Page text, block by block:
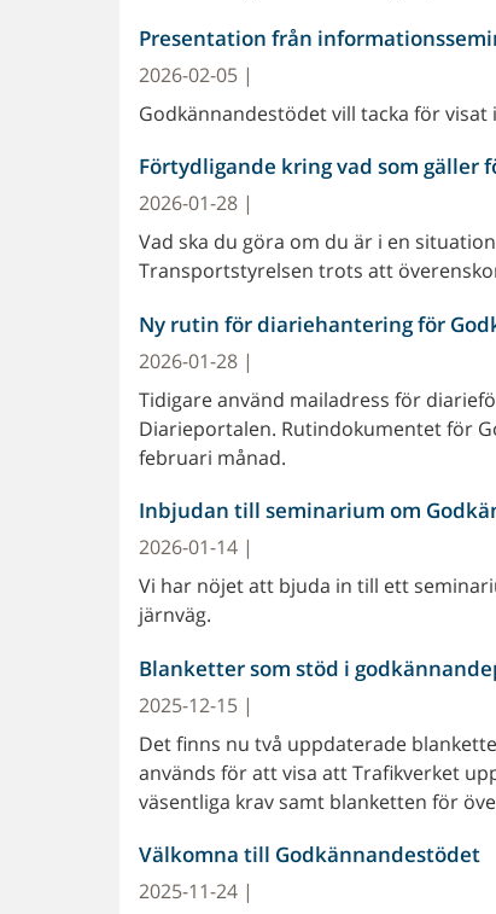
Presentation från
2026-02-05 |
Godkännandestödet vill tacka för
Förtydligande kring vad som gäller
2026-01-28 |
Vad ska du göra om du är i en
Transportstyrelsen trots att
Ny rutin för diariehantering för
2026-01-28 |
Tidigare använd mailadress för
Diarieportalen. Rutindokumentet för
februari månad.
Inbjudan till seminarium om
2026-01-14 |
Vi har nöjet att bjuda in till ett
järnväg.
Blanketter som stöd i
2025-12-15 |
Det finns nu två uppdaterade
används för att visa att Trafikverket
väsentliga krav samt blanketten för
Välkomna till Godkännandestödet
2025-11-24 |